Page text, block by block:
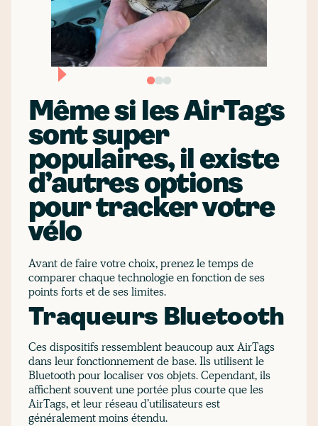
Même si les AirTags
sont super
populaires, il existe
d’autres options
pour tracker votre
vélo
Avant de faire votre choix, prenez le temps de
comparer chaque technologie en fonction de ses
points forts et de ses limites.
Traqueurs Bluetooth
Ces dispositifs ressemblent beaucoup aux AirTags
dans leur fonctionnement de base. Ils utilisent le
Bluetooth pour localiser vos objets. Cependant, ils
affichent souvent une portée plus courte que les
AirTags, et leur réseau d’utilisateurs est
généralement moins étendu.